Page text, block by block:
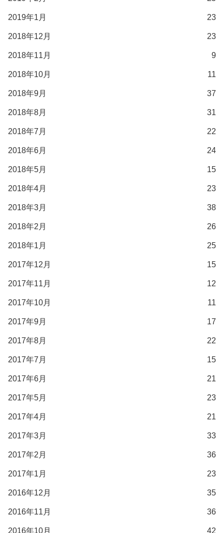
2019年1月 23
2018年12月 23
2018年11月 9
2018年10月 11
2018年9月 37
2018年8月 31
2018年7月 22
2018年6月 24
2018年5月 15
2018年4月 23
2018年3月 38
2018年2月 26
2018年1月 25
2017年12月 15
2017年11月 12
2017年10月 11
2017年9月 17
2017年8月 22
2017年7月 15
2017年6月 21
2017年5月 23
2017年4月 21
2017年3月 33
2017年2月 36
2017年1月 23
2016年12月 35
2016年11月 36
2016年10月 42